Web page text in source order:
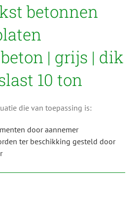
betonnen
| grijs | dik
10 ton
die van toepassing is:
door aannemer
ter beschikking gesteld door